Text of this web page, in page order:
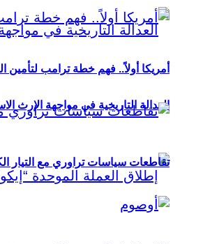
العدالة التاريخية في مواجهة الإرث
أمريكا أولاً.. فهم خطة ترامب لتأمين
تقاطعات سياسات تراوري مع التيار